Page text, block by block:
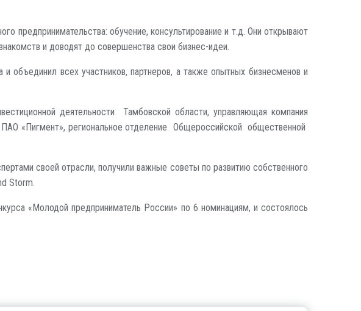
предпринимательства: обучение, консультирование и т.д. Они открывают
и доводят до совершенства свои бизнес-идеи.
объединил всех участников, партнеров, а также опытных бизнесменов и
деятельности Тамбовской области, управляющая компания
ПАО «Пигмент», региональное отделение Общероссийской общественной
своей отрасли, получили важные советы по развитию собственного
Storm.
«Молодой предприниматель России» по 6 номинациям, и состоялось